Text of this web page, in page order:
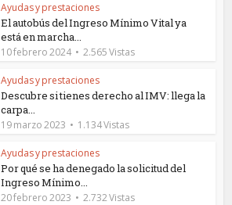
Ayudas y prestaciones
El autobús del Ingreso Mínimo Vital ya
está en marcha...
10 febrero 2024 2.565 Vistas
Ayudas y prestaciones
Descubre si tienes derecho al IMV: llega la
carpa...
19 marzo 2023 1.134 Vistas
Ayudas y prestaciones
Por qué se ha denegado la solicitud del
Ingreso Mínimo...
20 febrero 2023 2.732 Vistas